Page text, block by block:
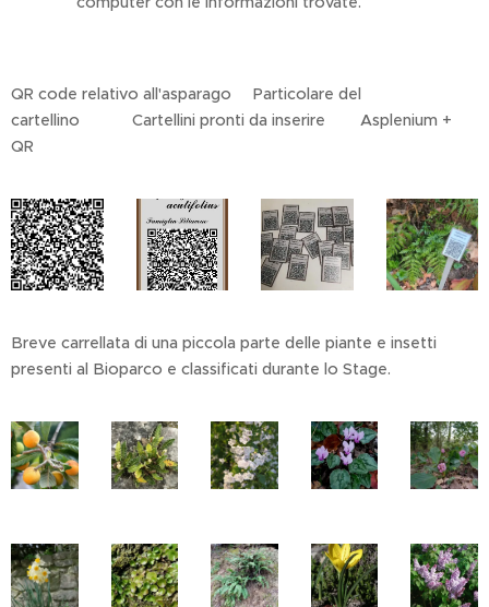
QR code relativo all'asparago Particolare del
cartellino Cartellini pronti da inserire Asplenium +
QR
Breve carrellata di una piccola parte delle piante e insetti
presenti al Bioparco e classificati durante lo Stage.